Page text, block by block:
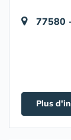
77580
Plus